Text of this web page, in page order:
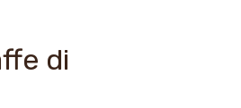
di